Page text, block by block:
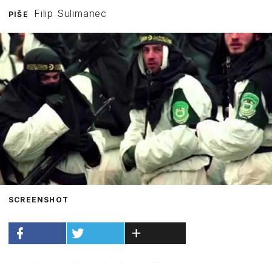
PIŠE Filip Sulimanec
SCREENSHOT